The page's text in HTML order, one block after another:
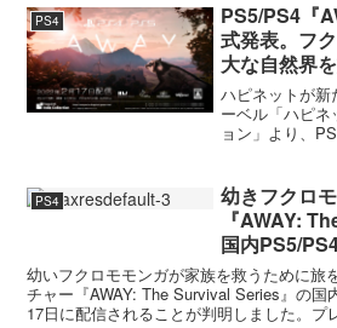
PS4
PS5/PS4『
式発表。フ
大な自然界
リー風サバ
ベンチャー
ハピネットが新
ーベル「ハピ
ョン」より、
本発売が正式
2022年2月17
円、デジタルデ
PS4
幼きフクロ
『AWAY:
国内PS5/
リースへ
幼いフクロモモンガが家族を救うために旅
チャー『AWAY: The Survival Series』の国
17日に配信されることが判明しました。プ